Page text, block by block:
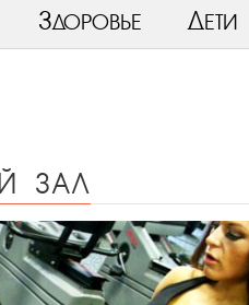
Здоровье Дети
зал